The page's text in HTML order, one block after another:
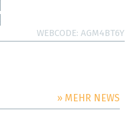
WEBCODE AGM4BT6Y
» MEHR NEWS